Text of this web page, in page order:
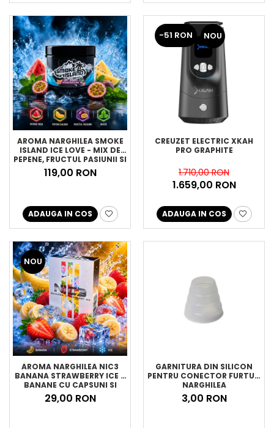
AROMA NARGHILEA SMOKE
ISLAND ICE LOVE - MIX DE
PEPENE, FRUCTUL PASIUNII SI
MENTA, 200GR
119,00 RON
ADAUGA IN COS
-51 RON NOU
CREUZET ELECTRIC XKAH
PRO GRAPHITE
1.710,00 RON
1.659,00 RON
ADAUGA IN COS
NOU
AROMA NARGHILEA NIC3
BANANA STRAWBERRY ICE –
BANANE CU CAPSUNI SI
GHEATA, 50GR
29,00 RON
GARNITURA DIN SILICON
PENTRU CONECTOR FURTUN
NARGHILEA
3,00 RON